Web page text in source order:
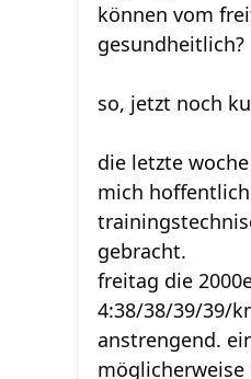
können vom
gesundheitlich?
so, jetzt noch
die letzte
mich
gebracht.
freitag die
4:38/38/39/39/
anstrengend.